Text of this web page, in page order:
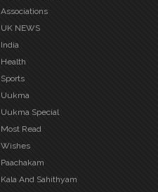
Associations
UK NEWS
India
Health
Sports
Uukma
Uukma Special
Most Read
Wishes
Paachakam
Kala And Sahithyam